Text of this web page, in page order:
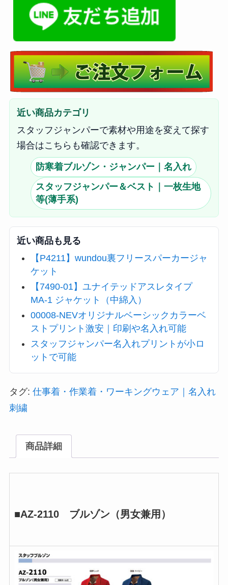
近い商品カテゴリ
スタッフジャンパーで素材や用途を変えて探す
場合はこちらも確認できます。
防寒着ブルゾン・ジャンパー｜名入れ
スタッフジャンパー＆ベスト｜一枚生地
等(薄手系)
近い商品も見る
【P4211】wundou裏フリースパーカージャ
ケット
【7490-01】ユナイテッドアスレタイプ
MA-1 ジャケット（中綿入）
00008-NEVオリジナルベーシックカラーベ
ストプリント激安｜印刷や名入れ可能
スタッフジャンパー名入れプリントが小ロ
ットで可能
タグ: 仕事着・作業着・ワーキングウェア｜名入れ
刺繍
商品詳細
■AZ-2110 ブルゾン（男女兼用）